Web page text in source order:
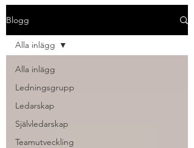
Blogg
Alla inlägg
Ledningsgrupp
Ledarskap
Självledarskap
Teamutveckling
Alla inlägg